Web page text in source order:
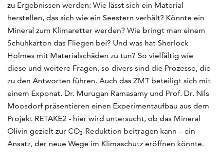
zu Ergebnissen werden: Wie lässt sich ein Material
herstellen, das sich wie ein Seestern verhält? Könnte ein
Mineral zum Klimaretter werden? Wie bringt man einem
Schuhkarton das Fliegen bei? Und was hat Sherlock
Holmes mit Materialschäden zu tun? So vielfältig wie
diese und weitere Fragen, so divers sind die Prozesse, die
zu den Antworten führen. Auch das ZMT beteiligt sich mit
einem Exponat. Dr. Murugan Ramasamy und Prof. Dr. Nils
Moosdorf präsentieren einen Experimentaufbau aus dem
Projekt RETAKE2 - hier wird untersucht, ob das Mineral
Olivin gezielt zur CO₂-Reduktion beitragen kann – ein
Ansatz, der neue Wege im Klimaschutz eröffnen könnte.